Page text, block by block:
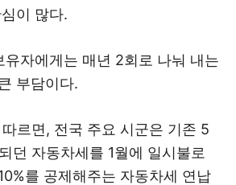
이 많다.
유자에게는 매년 2회로 나눠 내는
부담이다.
르면, 전국 주요 시군은 기존 5
던 자동차세를 1월에 일시불로
를 공제해주는 자동차세 연납